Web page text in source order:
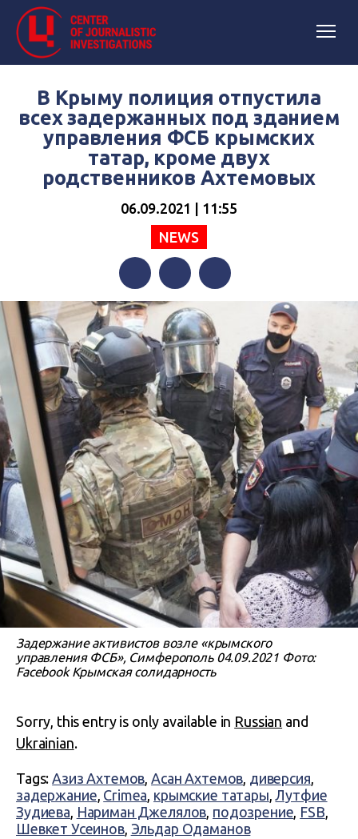
В Крыму полиция отпустила
всех задержанных под зданием
управления ФСБ крымских
татар, кроме двух
родственников Ахтемовых
06.09.2021 | 11:55
NEWS
FacebookTwitterTelegram
Задержание активистов возле «крымского
управления ФСБ», Симферополь 04.09.2021 Фото:
Facebook Крымская солидарность
Sorry, this entry is only available in Russian and
Ukrainian.
Tags:Азиз Ахтемов,Асан Ахтемов, диверсия,
задержание, Crimea, крымские татары,Лутфие
Зудиева, Нариман Джелялов, подозрение, FSB,
Шевкет Усеинов, Эльдар Одаманов